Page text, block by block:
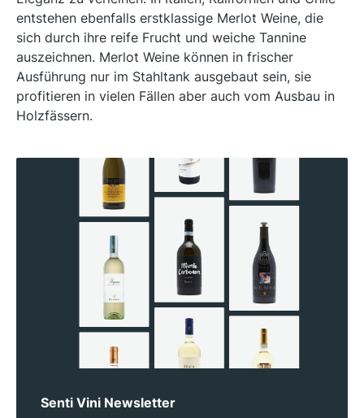
entstehen ebenfalls erstklassige Merlot Weine, die
sich durch ihre reife Frucht und weiche Tannine
auszeichnen. Merlot Weine können in frischer
Ausführung nur im Stahltank ausgebaut sein, sie
profitieren in vielen Fällen aber auch vom Ausbau in
Holzfässern.
Senti Vini Newsletter